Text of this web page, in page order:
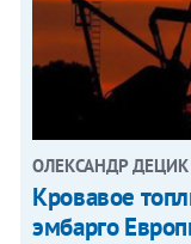
ОЛЕКСАНДР ДЕЦИК
Кровавое
эмбарго